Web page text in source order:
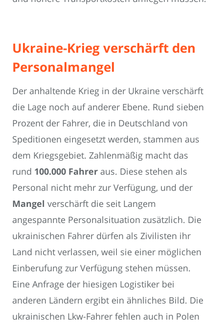
Ukraine-Krieg verschärft den
Personalmangel
Der anhaltende Krieg in der Ukraine verschärft
die Lage noch auf anderer Ebene. Rund sieben
Prozent der Fahrer, die in Deutschland von
Speditionen eingesetzt werden, stammen aus
dem Kriegsgebiet. Zahlenmäßig macht das
rund 100.000 Fahrer aus. Diese stehen als
Personal nicht mehr zur Verfügung, und der
Mangel verschärft die seit Langem
angespannte Personalsituation zusätzlich. Die
ukrainischen Fahrer dürfen als Zivilisten ihr
Land nicht verlassen, weil sie einer möglichen
Einberufung zur Verfügung stehen müssen.
Eine Anfrage der hiesigen Logistiker bei
anderen Ländern ergibt ein ähnliches Bild. Die
ukrainischen Lkw-Fahrer fehlen auch in Polen